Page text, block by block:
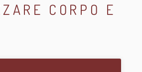
CORPO E